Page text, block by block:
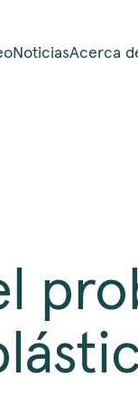
NoticiasAcerca